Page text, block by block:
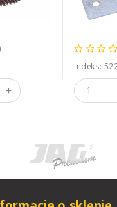
Indeks: